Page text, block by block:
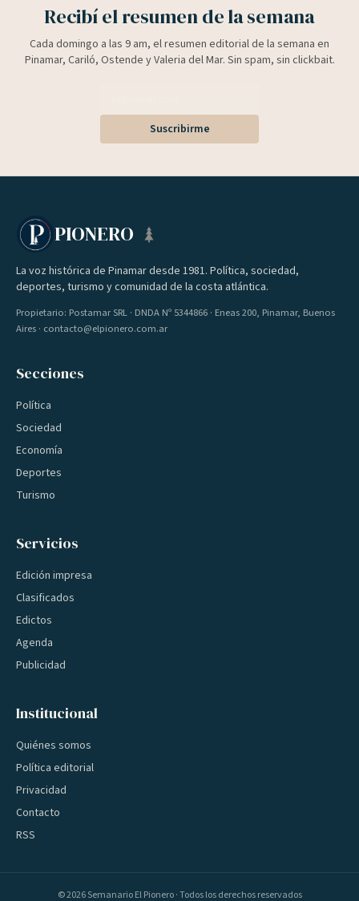
Recibí el resumen de la semana
Cada domingo a las 9 am, el resumen editorial de la semana en
Pinamar, Cariló, Ostende y Valeria del Mar. Sin spam, sin clickbait.
Suscribirme
PIONERO
La voz histórica de Pinamar desde 1981. Política, sociedad,
deportes, turismo y comunidad de la costa atlántica.
Propietario: Postamar SRL · DNDA Nº 5344866 · Eneas 200, Pinamar, Buenos
Aires · contacto@elpionero.com.ar
Secciones
Política
Sociedad
Economía
Deportes
Turismo
Servicios
Edición impresa
Clasificados
Edictos
Agenda
Publicidad
Institucional
Quiénes somos
Política editorial
Privacidad
Contacto
RSS
©2026Semanario El Pionero · Todos los derechos reservados